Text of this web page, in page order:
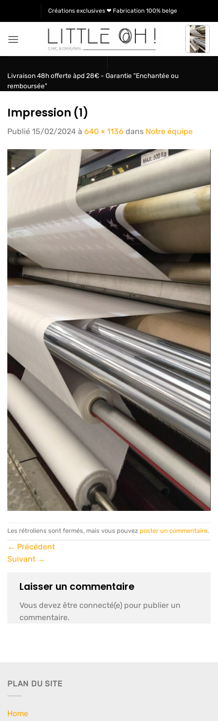
Créations exclusives ❤ Fabrication 100% belge
Livraison 48h offerte àpd 28€ - Garantie "Enchantée ou
remboursée"
Impression (1)
Publié 15/02/2024 à 640 × 1136 dans Notre équipe
Les rétroliens sont fermés, mais vous pouvez poster un commentaire.
← Précédent
Suivant →
Laisser un commentaire
Vous devez être connecté(e) pour publier un
commentaire.
PLAN DU SITE
Home